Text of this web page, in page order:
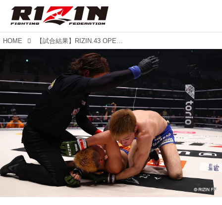
HOME 【試合結果】RIZIN.43 OPENING FIGHT 第3試合／丸山大輝 vs. 早坂優瑠